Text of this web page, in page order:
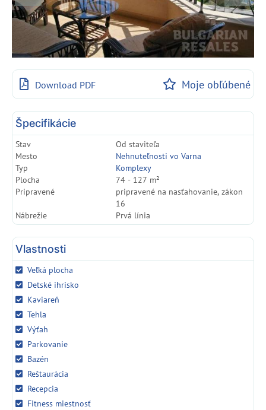
Download PDF Moje obľúbené
Špecifikácie
Stav
Od staviteľa
Mesto
Nehnuteľnosti vo Varna
Typ
Komplexy
Plocha
74 - 127 m²
Pripravené
pripravené na nasťahovanie, zákon
16
Nábrežie
Prvá línia
Vlastnosti
Veľká plocha
Detské ihrisko
Kaviareň
Tehla
Výťah
Parkovanie
Bazén
Reštaurácia
Recepcia
Fitness miestnosť